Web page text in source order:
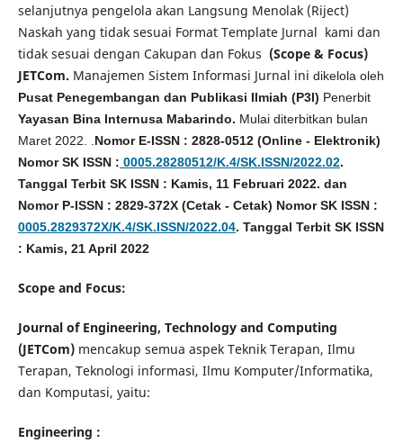
selanjutnya pengelola akan Langsung Menolak (Riject)
Naskah yang tidak sesuai Format Template Jurnal kami dan
tidak sesuai dengan Cakupan dan Fokus (Scope & Focus)
JETCom. Manajemen Sistem Informasi Jurnal ini dikelola oleh
Pusat Penegembangan dan Publikasi Ilmiah (P3I) Penerbit
Yayasan Bina Internusa Mabarindo. Mulai diterbitkan bulan
Maret 2022. . Nomor E-ISSN : 2828-0512 (Online - Elektronik)
Nomor SK ISSN : 0005.28280512/K.4/SK.ISSN/2022.02.
Tanggal Terbit SK ISSN : Kamis, 11 Februari 2022. dan
Nomor P-ISSN : 2829-372X (Cetak - Cetak) Nomor SK ISSN :
0005.2829372X/K.4/SK.ISSN/2022.04. Tanggal Terbit SK ISSN
: Kamis, 21 April 2022
Scope and Focus:
Journal of Engineering, Technology and Computing
(JETCom) mencakup semua aspek Teknik Terapan, Ilmu
Terapan, Teknologi informasi, Ilmu Komputer/Informatika,
dan Komputasi, yaitu:
Engineering :